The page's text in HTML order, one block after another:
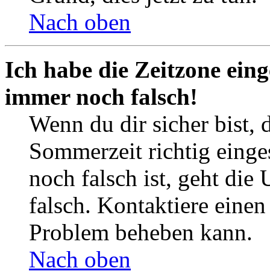
Nach oben
Ich habe die Zeitzone
immer noch falsch!
Wenn du dir sicher bist,
Sommerzeit richtig
noch falsch ist, geht die
falsch. Kontaktiere
Problem beheben kann.
Nach oben